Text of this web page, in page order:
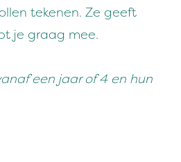
tekenen. Ze geeft
je graag mee.
een jaar of 4 en hun